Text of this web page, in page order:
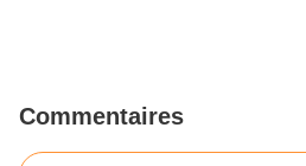
Commentaires